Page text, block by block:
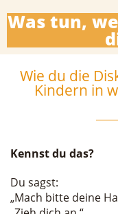
Was tun,
Wie du die
Kindern in
Kennst du das?
Du sagst:
„Mach bitte deine